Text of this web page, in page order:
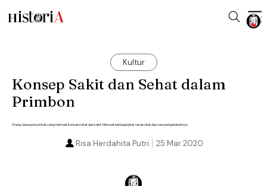
Kultur
Konsep Sakit dan Sehat dalam
Primbon
Orang Jawa punya kitab yang memuat konsep sehat dan sakit. Memuat berbagai jenis resep obat dan cara pengobatannya.
25 Mar 2020
Risa Herdahita Putri